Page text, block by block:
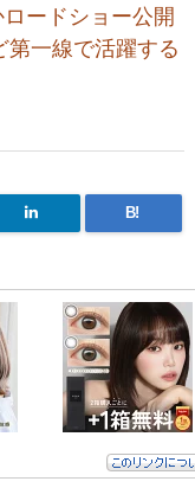
ードショー公開
一線で活躍する
B!